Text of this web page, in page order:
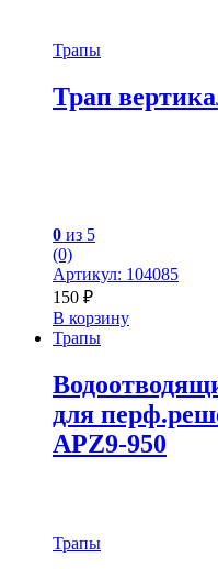
Трапы
Трап
0 из 5
(0)
Артикул: 104085
150 ₽
В корзину
Трапы
для
APZ9-950
Трапы